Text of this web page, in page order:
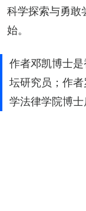
科学探索与勇敢
始。
作者邓凯博士
坛研究员；作
学法律学院博士